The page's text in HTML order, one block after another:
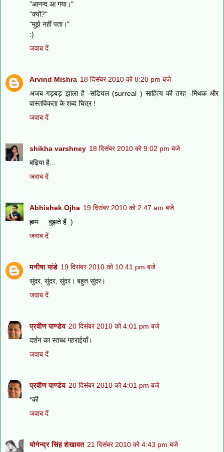
"आनन्द आ गया।"
"क्यों?"
"मुझे नहीं पता।"
:)
जवाब दें
Arvind Mishra 18 दिसंबर 2010 को 8:20 pm बजे
अजब गड़बड़ झाला है -सडियल (surreal ) साहित्य की तरह -मिथक और
वास्तविकता के शब्द चित्र !
जवाब दें
shikha varshney 18 दिसंबर 2010 को 9:02 pm बजे
बढ़िया है...
जवाब दें
Abhishek Ojha 19 दिसंबर 2010 को 2:47 am बजे
ह्म्म्म ... बुझते हैं :)
जवाब दें
मनीषा पांडे 19 दिसंबर 2010 को 10:41 pm बजे
सुंदर, सुंदर, सुंदर। बहुत सुंदर।
जवाब दें
प्रवीण पाण्डेय 20 दिसंबर 2010 को 4:01 pm बजे
दर्शन का स्तब्ध गहराईयाँ।
जवाब दें
प्रवीण पाण्डेय 20 दिसंबर 2010 को 4:01 pm बजे
*की
जवाब दें
योगेन्द्र सिंह शेखावत 21 दिसंबर 2010 को 4:43 pm बजे